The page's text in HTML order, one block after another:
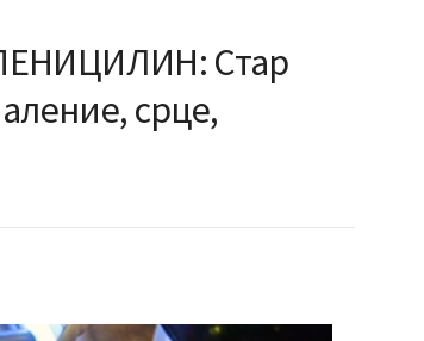
Стар
срце,